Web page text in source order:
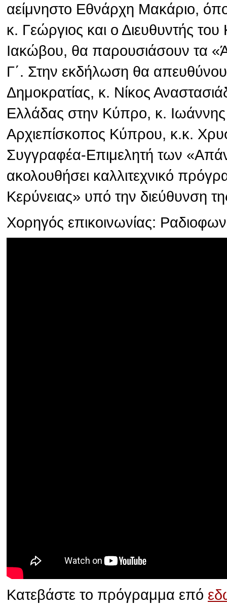
αείμνηστο Εθνάρχη Μακάριο,
κ. Γεώργιος και ο Διευθυντής
Ιακώβου, θα παρουσιάσουν τα
Γ΄. Στην εκδήλωση θα
Δημοκρατίας, κ. Νίκος
Ελλάδας στην Κύπρο, κ.
Αρχιεπίσκοπος Κύπρου, κ.κ.
Συγγραφέα-Επιμελητή των
ακολουθήσει καλλιτεχνικό
Κερύνειας» υπό την διεύθυνση
Χορηγός επικοινωνίας:
Κατεβάστε το πρόγραμμα επό